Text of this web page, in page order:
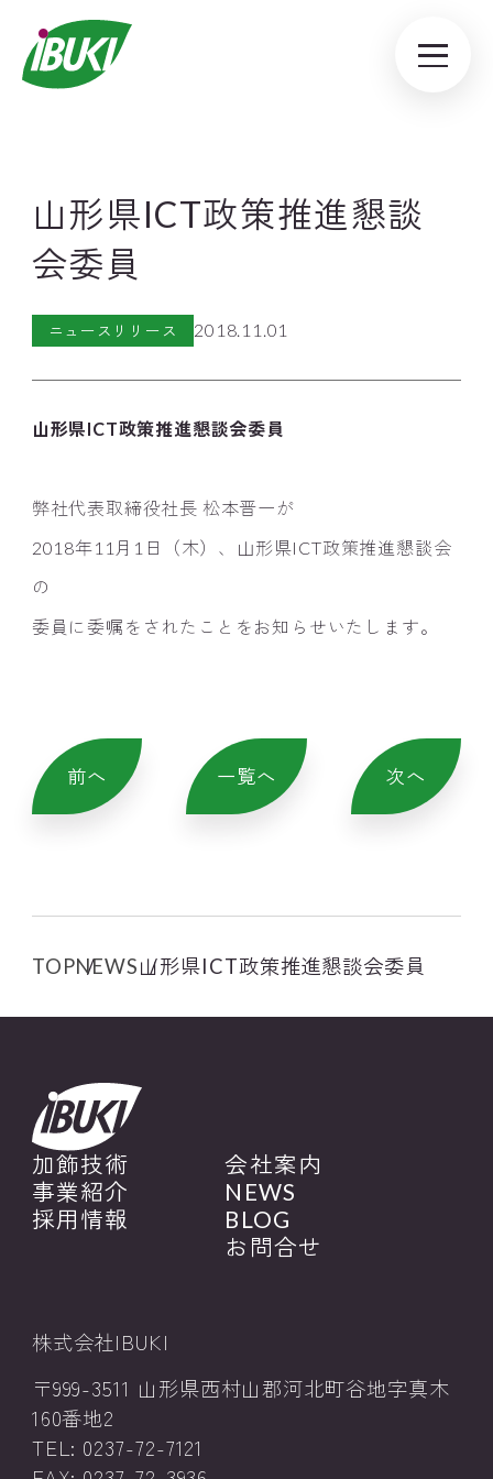
山形県ICT政策推進懇談
会委員
ニュースリリース 2018.11.01
山形県ICT政策推進懇談会委員
弊社代表取締役社長 松本晋一が
2018年11月1日（木）、山形県ICT政策推進懇談会
の
委員に委嘱をされたことをお知らせいたします。
前へ 一覧へ 次へ
TOPNEWS山形県ICT政策推進懇談会委員
加飾技術
事業紹介
採用情報
会社案内
NEWS
BLOG
お問合せ
株式会社IBUKI
〒999-3511 山形県西村山郡河北町谷地字真木
160番地2
TEL: 0237-72-7121